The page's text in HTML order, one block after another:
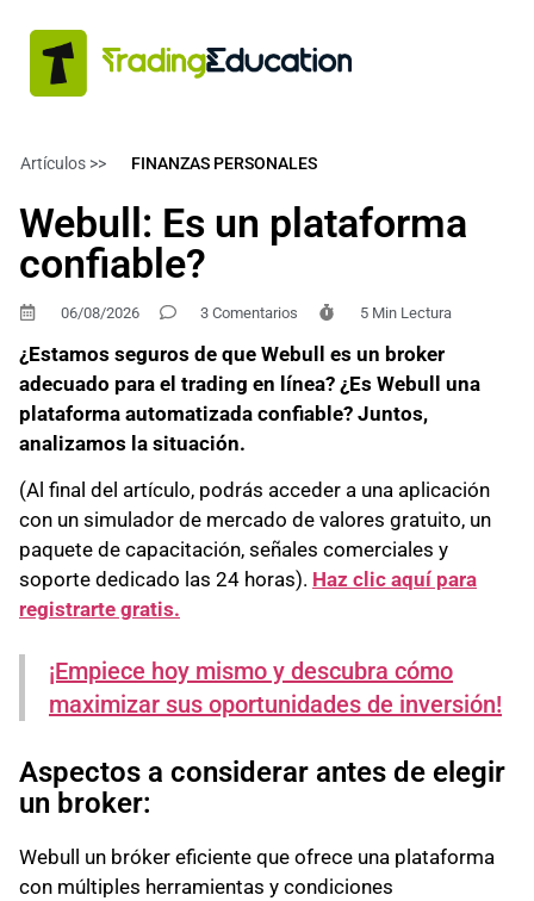
Artículos >> FINANZAS PERSONALES
Webull: Es un plataforma
confiable?
06/08/2026 3 Comentarios 5 Min Lectura
¿Estamos seguros de que Webull es un broker
adecuado para el trading en línea? ¿Es Webull una
plataforma automatizada confiable? Juntos,
analizamos la situación.
(Al final del artículo, podrás acceder a una aplicación
con un simulador de mercado de valores gratuito, un
paquete de capacitación, señales comerciales y
soporte dedicado las 24 horas). Haz clic aquí para
registrarte gratis.
¡Empiece hoy mismo y descubra cómo
maximizar sus oportunidades de inversión!
Aspectos a considerar antes de elegir
un broker:
Webull un bróker eficiente que ofrece una plataforma
con múltiples herramientas y condiciones